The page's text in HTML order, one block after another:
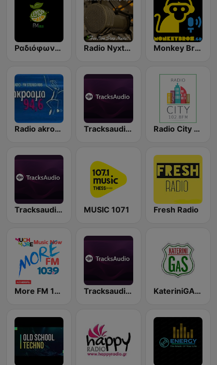
Ραδιόφωνο Σέρρες Lemon Fm 88.8 Radio Nyxtopoyli Monkey Bros Radio
Radio akroama Tracksaudio - House Music Radio City 102.8 FM
Tracksaudio - Chill Out Lounge Music MUSIC 1071 Fresh Radio
More FM 103.9 Alexandroupoli Tracksaudio - Chill House Music KateriniGAS Radio